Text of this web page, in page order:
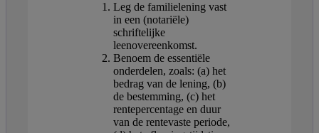
Leg de familielening vast
in een (notariële)
schriftelijke
leenovereenkomst.
Benoem de essentiële
onderdelen, zoals: (a) het
bedrag van de lening, (b)
de bestemming, (c) het
rentepercentage en duur
van de rentevaste periode,